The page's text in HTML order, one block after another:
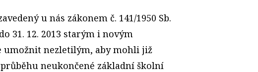
u nás zákonem č. 141/1950 Sb.
31. 12. 2013 starým i novým
umožnit nezletilým, aby mohli již
neukončené základní školní